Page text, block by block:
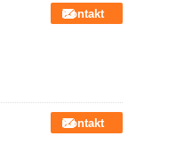
Kontakt
Kontakt